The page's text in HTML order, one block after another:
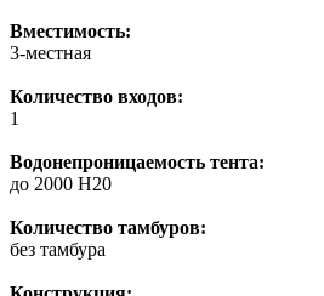
Вместимость:
3-местная
Количество входов:
1
Водонепроницаемость тента:
до 2000 H20
Количество тамбуров:
без тамбура